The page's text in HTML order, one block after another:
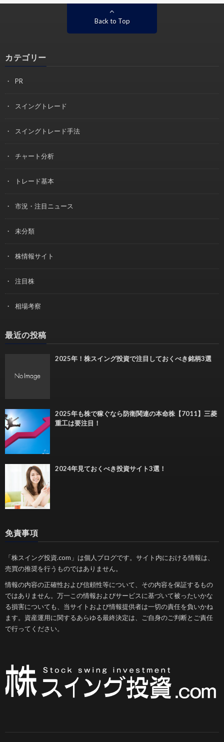
Back to Top
カテゴリー
PR
スイングトレード
スイングトレード手法
チャート分析
トレード基本
市況・注目ニュース
未分類
株情報サイト
注目株
相場考察
最近の投稿
2025年！株スイング投資で注目しておくべき銘柄3選
2025年も株で稼ぐなら防衛関連の本命株【7011】三菱
重工は要注目！
2024年見ておくべき投資サイト3選！
免責事項
「株スイング投資.com」は個人ブログです。サイト内における情報は、
売買の推奨を行うものではありません。
情報の内容の正確性および信頼性等について、その内容を保証するもの
ではありません。万一この情報およびサービスに基づいて被ったいかな
る損害についても、当サイトおよび情報提供者は一切の責任を負いかね
ます。資産運用に関するあらゆる最終決定は、ご自身のご判断とご責任
で行ってください。